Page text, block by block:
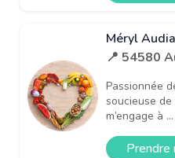
Méryl Audia
📍 54580
Passionnée
soucieuse
m’engage à ...
Prendre